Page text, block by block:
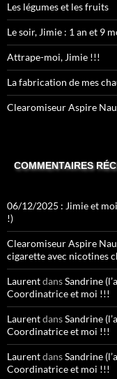
Les légumes et les fruits
Le soir, Jimie : 1 an et 9
Attrape-moi, Jimie !!!
La fabrication de mes
Clearomiseur Aspire
COMMENTAIRES
06/12/2025 : Jimie et
!)
Clearomiseur Aspire
cigarette avec nicotines
LaurentdansSandrine
Coordinatrice et moi !!!
LaurentdansSandrine
Coordinatrice et moi !!!
LaurentdansSandrine
Coordinatrice et moi !!!